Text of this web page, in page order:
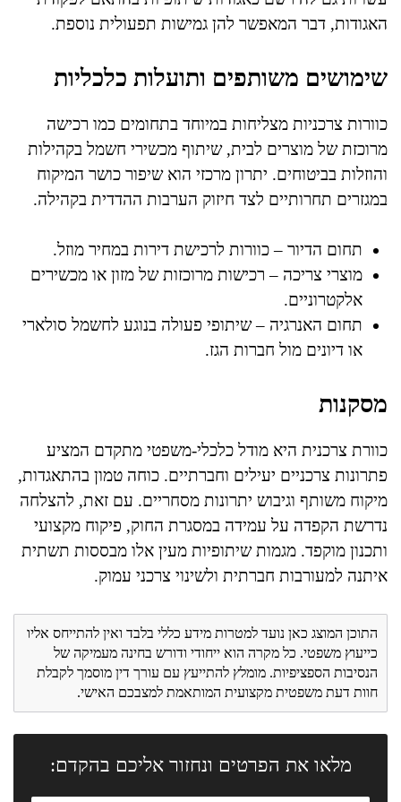
האגודות, דבר המאפשר להן גמישות תפעולית נוספת.
שימושים משותפים ותועלות כלכליות
כוורות צרכניות מצליחות במיוחד בתחומים כמו רכישה
מרוכזת של מוצרים לבית, שיתוף מכשירי חשמל בקהילות
והוזלות בביטוחים. יתרון מרכזי הוא שיפור כושר המיקוח
במגזרים תחרותיים לצד חיזוק הערבות ההדדית בקהילה.
תחום הדיור – כוורות לרכישת דירות במחיר מוזל.
מוצרי צריכה – רכישות מרוכזות של מזון או מכשירים
אלקטרוניים.
תחום האנרגיה – שיתופי פעולה בנוגע לחשמל סולארי
או דיונים מול חברות הגז.
מסקנות
כוורת צרכנית היא מודל כלכלי-משפטי מתקדם המציע
פתרונות צרכניים יעילים וחברתיים. כוחה טמון בהתאגדות,
מיקוח משותף וגיבוש יתרונות מסחריים. עם זאת, להצלחה
נדרשת הקפדה על עמידה במסגרת החוק, פיקוח מקצועי
ותכנון מוקפד. מגמות שיתופיות מעין אלו מבססות תשתית
איתנה למעורבות חברתית ולשינוי צרכני עמוק.
התוכן המוצג כאן נועד למטרות מידע כללי בלבד ואין להתייחס אליו
כייעוץ משפטי. כל מקרה הוא ייחודי ודורש בחינה מעמיקה של
הנסיבות הספציפיות. מומלץ להתייעץ עם עורך דין מוסמך לקבלת
חוות דעת משפטית מקצועית המותאמת למצבכם האישי.
מלאו את הפרטים ונחזור אליכם בהקדם: